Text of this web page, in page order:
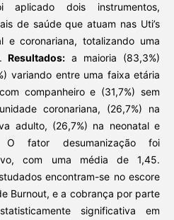
dois instrumentos,
de saúde que atuam nas Uti’s
e coronariana, totalizando uma
Resultados: a maioria (83,3%)
variando entre uma faixa etária
companheiro e (31,7%) sem
coronariana, (26,7%) na
adulto, (26,7%) na neonatal e
O fator desumanização foi
com uma média de 1,45.
encontram-se no escore
Burnout, e a cobrança por parte
significativa em